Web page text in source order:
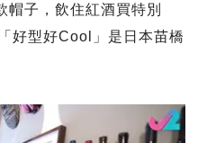
帽子，飲住紅酒買特別
好型好Cool」是日本苗橋